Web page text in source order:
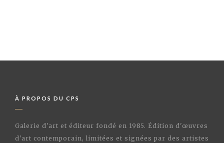
À PROPOS DU CPS
Galerie d'art et éditeur fondé en 1985. Édition d'œuvres
d'art contemporain, limitées et signées par des artistes